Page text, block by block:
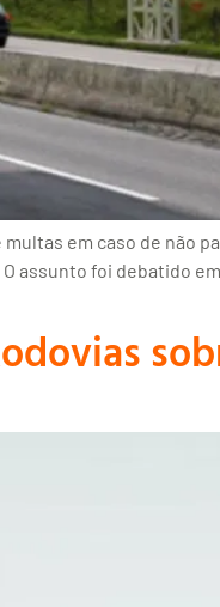
em caso de não
assunto foi debatido